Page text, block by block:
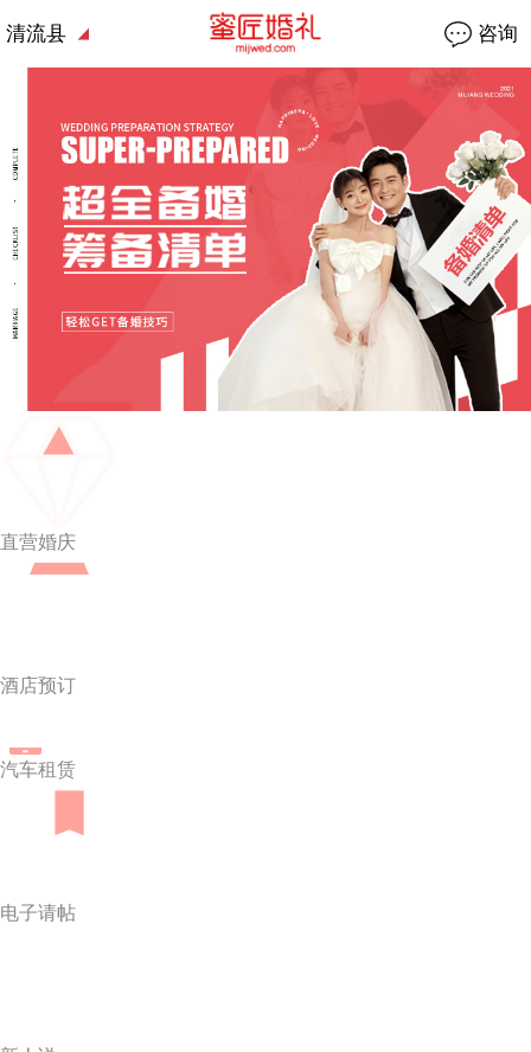
清流县 咨询
直营婚庆
酒店预订
汽车租赁
电子请帖